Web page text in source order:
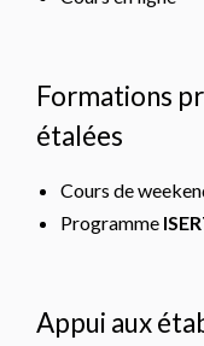
Formations
étalées
Cours de
Programme
Appui aux